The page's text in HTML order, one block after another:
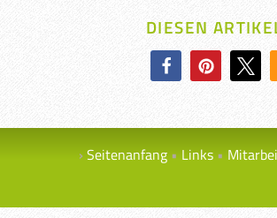
DIESEN
Seitenanfang Links